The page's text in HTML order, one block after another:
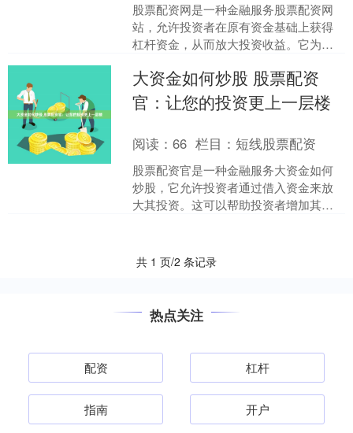
股票配资网是一种金融服务股票配资网
站，允许投资者在原有资金基础上获得
杠杆资金，从而放大投资收益。它为投
易者额外的资金，通常是....
大资金如何炒股 股票配资
官：让您的投资更上一层楼
阅读：66 栏目： 短线股票配资
股票配资官是一种金融服务大资金如何
炒股，它允许投资者通过借入资金来放
大其投资。这可以帮助投资者增加其潜
共 1 页/2 条记录
热点关注
配资 杠杆
指南 开户